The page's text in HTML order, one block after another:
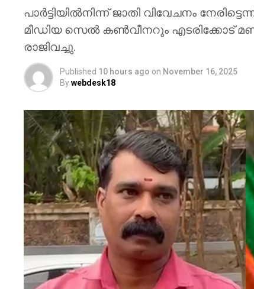
പാര്‍ട്ടിയില്‍നിന്ന് ജാതി വിവേചനം
മീഡിയ സെല്‍ കണ്‍വീനറും എടരിക്കോട്
രാജിവച്ചു.
Published 10 hours ago on November 16, 2025
Bywebdesk18